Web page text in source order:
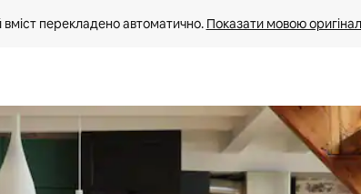
перекладено автоматично. Показати мовою